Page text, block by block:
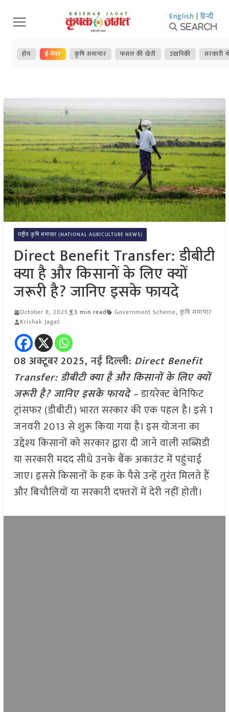
Skip
to
content
English | हिन्दी
Search
होम ई-पेपर कृषि समाचार फसल की खेती उद्यानिकी सरकारी
राष्ट्रीय कृषि समाचार (NATIONAL AGRICULTURE NEWS)
Direct Benefit Transfer: डीबीटी
क्या है और किसानों के लिए क्यों
जरूरी है? जानिए इसके फायदे
October 8, 2025 3 min read Government Scheme, कृषि समाचार
Krishak Jagat
08 अक्टूबर2025, नई दिल्ली: Direct Benefit
Transfer: डीबीटी क्या है और किसानों के लिए क्यों
जरूरी है? जानिए इसके फायदे –डायरेक्ट बेनिफिट
ट्रांसफर (डीबीटी) भारत सरकार की एक पहल है। इसे 1
जनवरी 2013 से शुरू किया गया है। इस योजना का
उद्देश्य किसानों को सरकार द्वारा दी जाने वाली सब्सिडी
या सरकारी मदद सीधे उनके बैंक अकाउंट में पहुंचाई
जाए। इससे किसानों के हक के पैसे उन्हें तुरंत मिलते हैं
और बिचौलियों या सरकारी दफ्तरों में देरी नहीं होती।